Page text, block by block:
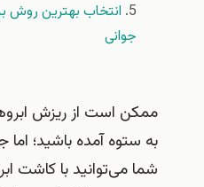
انتخاب بهترین روش برای کاشت
آمده باشید؛ اما جای هیچ
می‌توانید با کاشت ابرو زیبایی